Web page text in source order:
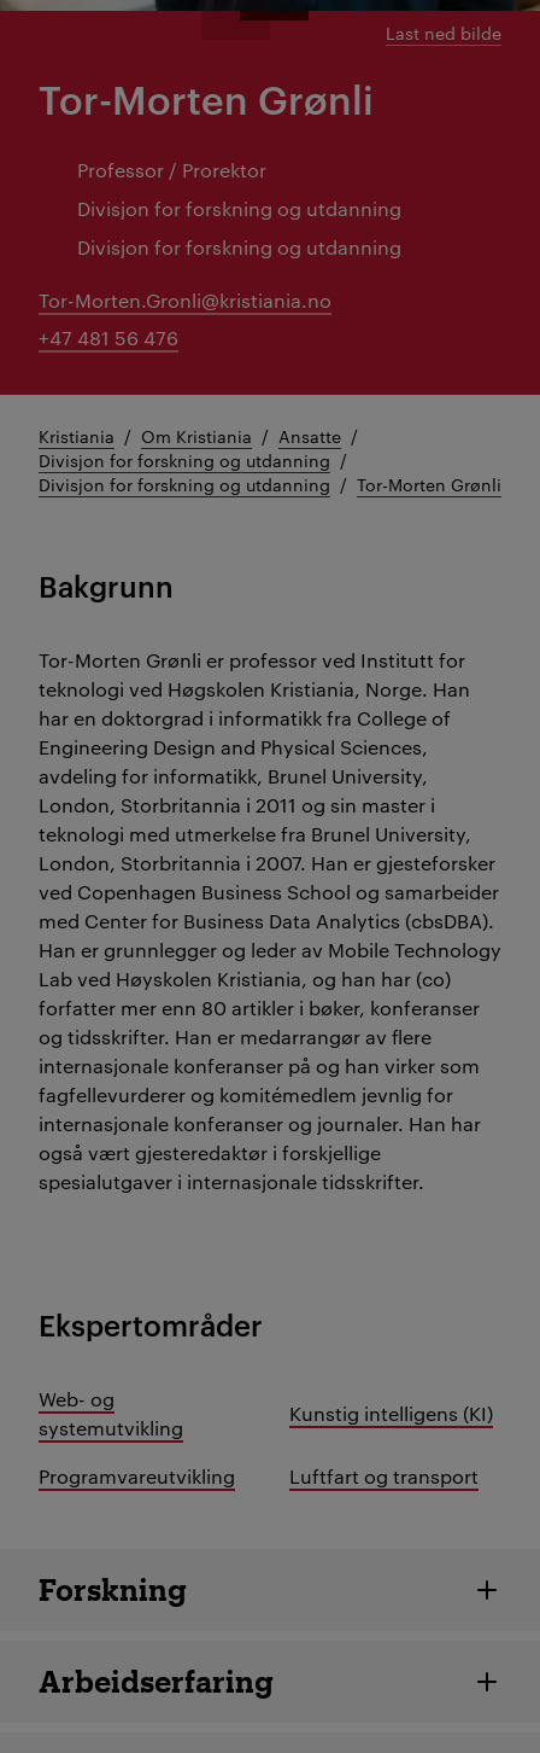
Last ned bilde
Tor-Morten Grønli
Professor / Prorektor
Divisjon for forskning og utdanning
Divisjon for forskning og utdanning
Tor-Morten.Gronli@kristiania.no
+47 481 56 476
Kristiania Om Kristiania
Ansatte
Divisjon for forskning og utdanning
Divisjon for forskning og utdanning
Tor-Morten Grønli
Bakgrunn
Tor-Morten Grønli er professor ved Institutt for
teknologi ved Høgskolen Kristiania, Norge. Han
har en doktorgrad i informatikk fra College of
Engineering Design and Physical Sciences,
avdeling for informatikk, Brunel University,
London, Storbritannia i 2011 og sin master i
teknologi med utmerkelse fra Brunel University,
London, Storbritannia i 2007. Han er gjesteforsker
ved Copenhagen Business School og samarbeider
med Center for Business Data Analytics (cbsDBA).
Han er grunnlegger og leder av Mobile Technology
Lab ved Høyskolen Kristiania, og han har (co)
forfatter mer enn 80 artikler i bøker, konferanser
og tidsskrifter. Han er medarrangør av flere
internasjonale konferanser på og han virker som
fagfellevurderer og komitémedlem jevnlig for
internasjonale konferanser og journaler. Han har
også vært gjesteredaktør i forskjellige
spesialutgaver i internasjonale tidsskrifter.
Ekspertområder
Web- og
systemutvikling
Kunstig intelligens (KI)
Programvareutvikling Luftfart og transport
Ansatte detaljer
Forskning
Arbeidserfaring